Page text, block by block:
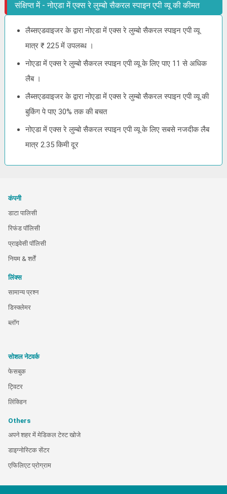
संक्षिप्त में - नोएडा में एक्स रे लुम्बो सैकरल स्पाइन एपी व्यू की कीमत
लैब्सएडवाइजर के द्वारा नोएडा में एक्स रे लुम्बो सैकरल स्पाइन एपी व्यू
मात्र ₹ 225 में उपलब्ध ।
नोएडा में एक्स रे लुम्बो सैकरल स्पाइन एपी व्यू के लिए पाए 11 से अधिक
लैब ।
लैब्सएडवाइजर के द्वारा नोएडा में एक्स रे लुम्बो सैकरल स्पाइन एपी व्यू की
बुकिंग पे पाए 30% तक की बचत
नोएडा में एक्स रे लुम्बो सैकरल स्पाइन एपी व्यू के लिए सबसे नजदीक लैब
मात्र 2.35 किमी दूर
कंपनी
डाटा पालिसी
रिफंड पॉलिसी
प्राइवेसी पॉलिसी
नियम & शर्तें
लिंक्स
सामान्य प्रश्न
डिस्क्लेमर
ब्लॉग
सोशल नेटवर्क
फेसबुक
ट्विटर
लिंक्डिन
Others
अपने शहर में मेडिकल टेस्ट खोजे
डाइग्नोस्टिक सेंटर
एफिलिएट प्रोग्राम